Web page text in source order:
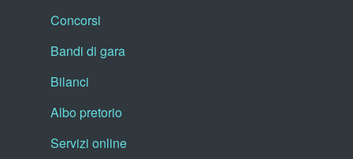
Concorsi
Bandi di gara
Bilanci
Albo pretorio
Servizi online